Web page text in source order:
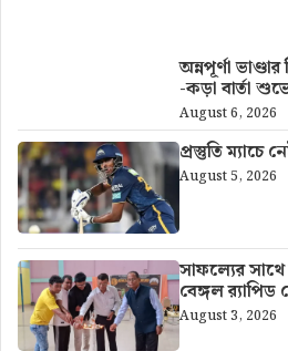
অন্নপূর্ণা
-কড়া বার্তা
August 6, 2026
প্রস্তুতি ম্যাচে
August 5, 2026
সাফল্যের
বেঙ্গল র‍্যাপিড
August 3, 2026